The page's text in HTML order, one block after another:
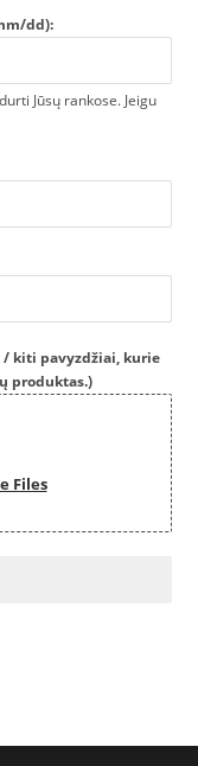
dd):
Jūsų rankose. Jeigu
/ kiti pavyzdžiai, kurie
produktas.)
Files